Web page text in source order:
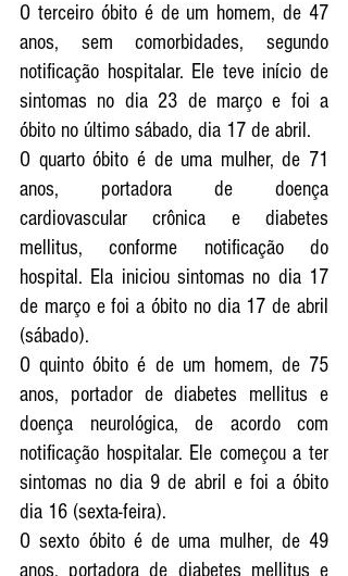
O terceiro óbito é de um homem, de 47
anos, sem comorbidades, segundo
notificação hospitalar. Ele teve início de
sintomas no dia 23 de março e foi a
óbito no último sábado, dia 17 de abril.
O quarto óbito é de uma mulher, de 71
anos, portadora de doença
cardiovascular crônica e diabetes
mellitus, conforme notificação do
hospital. Ela iniciou sintomas no dia 17
de março e foi a óbito no dia 17 de abril
(sábado).
O quinto óbito é de um homem, de 75
anos, portador de diabetes mellitus e
doença neurológica, de acordo com
notificação hospitalar. Ele começou a ter
sintomas no dia 9 de abril e foi a óbito
dia 16 (sexta-feira).
O sexto óbito é de uma mulher, de 49
anos, portadora de diabetes mellitus e